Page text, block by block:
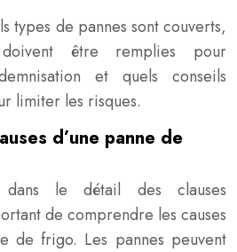
types de pannes sont couverts,
être remplies pour
et quels conseils
limiter les risques.
d’une panne de
le détail des clauses
de comprendre les causes
de frigo. Les pannes peuvent